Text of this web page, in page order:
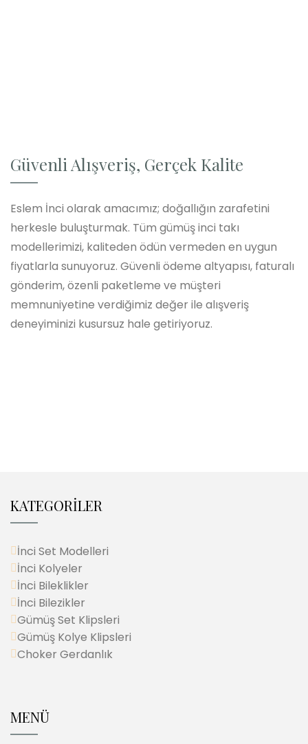
Güvenli Alışveriş, Gerçek Kalite
Eslem İnci olarak amacımız; doğallığın zarafetini
herkesle buluşturmak. Tüm gümüş inci takı
modellerimizi, kaliteden ödün vermeden en uygun
fiyatlarla sunuyoruz. Güvenli ödeme altyapısı, faturalı
gönderim, özenli paketleme ve müşteri
memnuniyetine verdiğimiz değer ile alışveriş
deneyiminizi kusursuz hale getiriyoruz.
KATEGORİLER
İnci Set Modelleri
İnci Kolyeler
İnci Bileklikler
İnci Bilezikler
Gümüş Set Klipsleri
Gümüş Kolye Klipsleri
Choker Gerdanlık
MENÜ